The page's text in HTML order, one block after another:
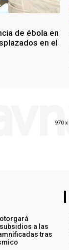
de ébola en
en el
a las
tras